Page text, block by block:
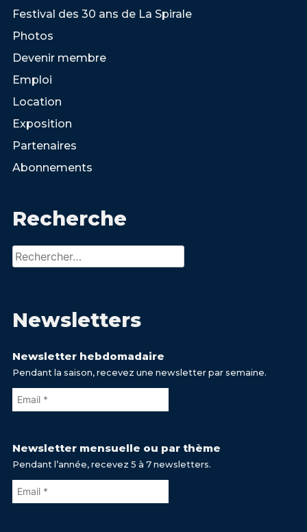
Festival des 30 ans de La Spirale
Photos
Devenir membre
Emploi
Location
Exposition
Partenaires
Abonnements
Recherche
Rechercher :
Newsletters
Newsletter hebdomadaire
Pendant la saison, recevez une newsletter par semaine.
Newsletter mensuelle ou par thème
Pendant l’année, recevez 5 à 7 newsletters.